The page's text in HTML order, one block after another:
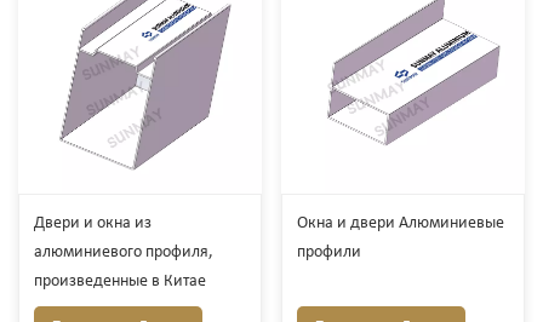
Двери и окна из
алюминиевого профиля,
произведенные в Китае
Окна и двери Алюминиевые
профили